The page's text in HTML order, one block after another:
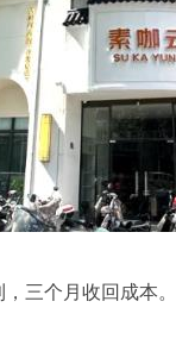
三个月收回成本